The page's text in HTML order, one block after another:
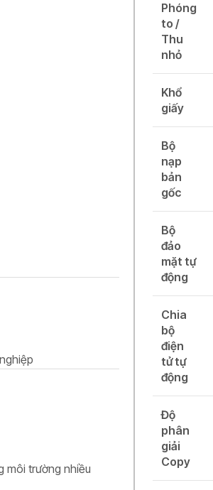
môi trường nhiều
Phóng
to /
Thu
nhỏ
Khổ
giấy
Bộ
nạp
bản
gốc
Bộ
đảo
mặt tự
động
Chia
bộ
điện
tử tự
động
Độ
phân
giải
Copy